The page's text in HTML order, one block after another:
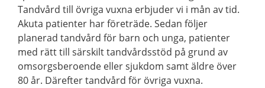
Tandvård till övriga vuxna erbjuder vi i mån av tid.
Akuta patienter har företräde. Sedan följer
planerad tandvård för barn och unga, patienter
med rätt till särskilt tandvårdsstöd på grund av
omsorgsberoende eller sjukdom samt äldre över
80 år. Därefter tandvård för övriga vuxna.